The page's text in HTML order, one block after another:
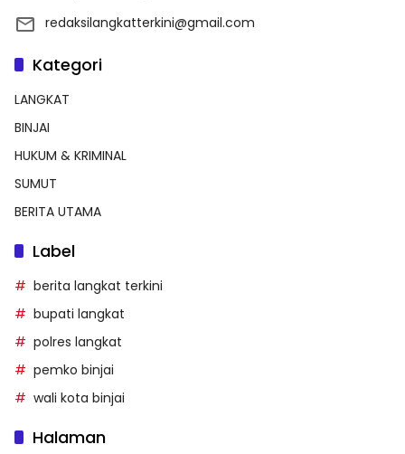
redaksilangkatterkini@gmail.com
Kategori
LANGKAT
BINJAI
HUKUM & KRIMINAL
SUMUT
BERITA UTAMA
Label
berita langkat terkini
bupati langkat
polres langkat
pemko binjai
wali kota binjai
Halaman